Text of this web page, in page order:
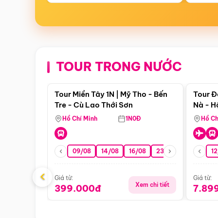
TOUR TRONG NƯỚC
Điểm nổi bật
Tour Miền Tây 1N | Mỹ Tho - Bến
Tre - Cù Lao Thới Sơn
Hồ Chí Minh 1N0Đ
09/08 14/08 16/08 23/08 30/08
Giá từ:
399.000đ Xem chi tiết
Tour
Nà -
Nha
Hồ
Giá từ:
‹